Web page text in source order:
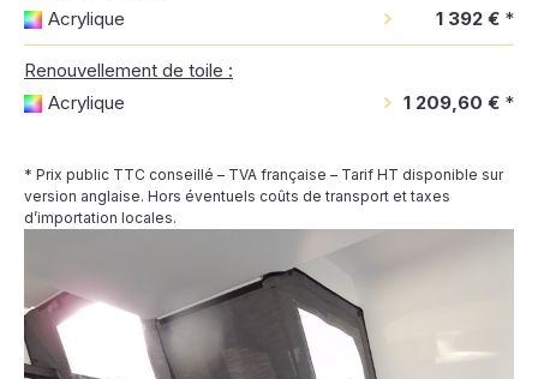
Acrylique
1 392 € *
Renouvellement de toile :
Acrylique
1 209,60 € *
* Prix public TTC conseillé – TVA française – Tarif HT disponible sur
version anglaise. Hors éventuels coûts de transport et taxes
d’importation locales.